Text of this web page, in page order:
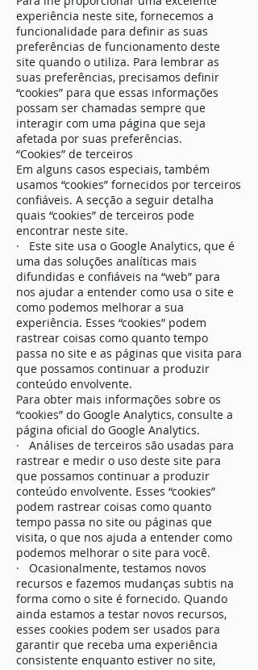
experiência neste site, fornecemos a
funcionalidade para definir as suas
preferências de funcionamento deste
site quando o utiliza. Para lembrar as
suas preferências, precisamos definir
“cookies” para que essas informações
possam ser chamadas sempre que
interagir com uma página que seja
afetada por suas preferências.
“Cookies” de terceiros
Em alguns casos especiais, também
usamos “cookies” fornecidos por terceiros
confiáveis. A secção a seguir detalha
quais “cookies” de terceiros pode
encontrar neste site.
· Este site usa o Google Analytics, que é
uma das soluções analíticas mais
difundidas e confiáveis na “web” para
nos ajudar a entender como usa o site e
como podemos melhorar a sua
experiência. Esses “cookies” podem
rastrear coisas como quanto tempo
passa no site e as páginas que visita para
que possamos continuar a produzir
conteúdo envolvente.
Para obter mais informações sobre os
“cookies” do Google Analytics, consulte a
página oficial do Google Analytics.
· Análises de terceiros são usadas para
rastrear e medir o uso deste site para
que possamos continuar a produzir
conteúdo envolvente. Esses “cookies”
podem rastrear coisas como quanto
tempo passa no site ou páginas que
visita, o que nos ajuda a entender como
podemos melhorar o site para você.
· Ocasionalmente, testamos novos
recursos e fazemos mudanças subtis na
forma como o site é fornecido. Quando
ainda estamos a testar novos recursos,
esses cookies podem ser usados ​​para
garantir que receba uma experiência
consistente enquanto estiver no site,